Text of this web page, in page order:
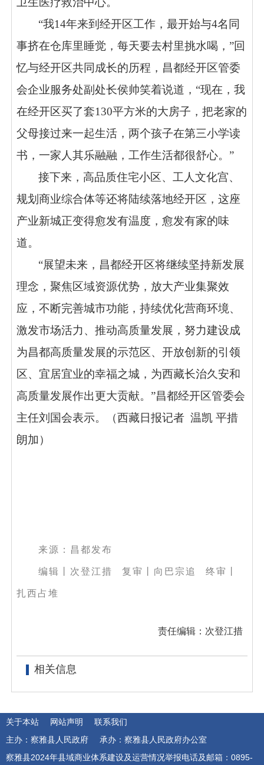
“我14年来到经开区工作，最开始与4名同
事挤在仓库里睡觉，每天要去村里挑水喝，”回
忆与经开区共同成长的历程，昌都经开区管委
会企业服务处副处长侯帅笑着说道，“现在，我
在经开区买了套130平方米的大房子，把老家的
父母接过来一起生活，两个孩子在第三小学读
书，一家人其乐融融，工作生活都很舒心。”
接下来，高品质住宅小区、工人文化宫、
规划商业综合体等还将陆续落地经开区，这座
产业新城正变得愈发有温度，愈发有家的味
道。
“展望未来，昌都经开区将继续坚持新发展
理念，聚焦区域资源优势，放大产业集聚效
应，不断完善城市功能，持续优化营商环境、
激发市场活力、推动高质量发展，努力建设成
为昌都高质量发展的示范区、开放创新的引领
区、宜居宜业的幸福之城，为西藏长治久安和
高质量发展作出更大贡献。”昌都经开区管委会
主任刘国会表示。
（西藏日报记者 温凯 平措
朗加 ）
来源：昌都发布
编辑丨次登江措 复审丨向巴宗追 终审丨
扎西占堆
责任编辑：次登江措
相关信息
关于本站 网站声明
联系我们
主办：察雅县人民政府
承办：察雅县人民政府办公室
察雅县2024年县域商业体系建设及运营情况举报电话及邮箱：0895-